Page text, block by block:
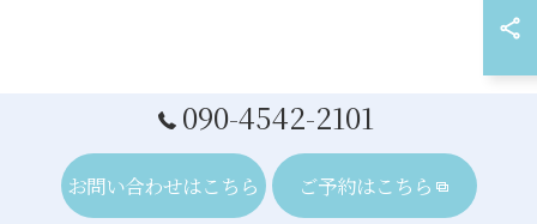
090-4542-2101
お問い合わせはこちら ご予約はこちら